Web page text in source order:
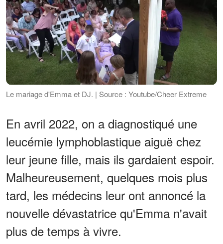
Le mariage d'Emma et DJ. | Source : Youtube/Cheer Extreme
En avril 2022, on a diagnostiqué une
leucémie lymphoblastique aiguë chez
leur jeune fille, mais ils gardaient espoir.
Malheureusement, quelques mois plus
tard, les médecins leur ont annoncé la
nouvelle dévastatrice qu'Emma n'avait
plus de temps à vivre.